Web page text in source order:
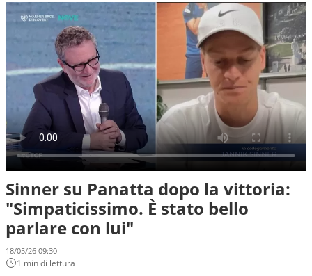
Sinner su Panatta dopo la vittoria:
"Simpaticissimo. È stato bello
parlare con lui"
18/05/26 09:30
1 min di lettura